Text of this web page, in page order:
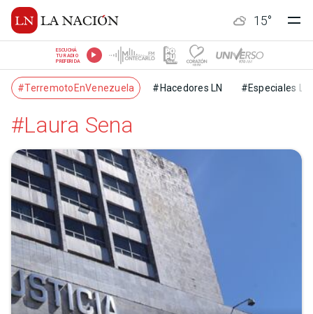
15°
ESCUCHÁ
TU RADIO
PREFERIDA
#TerremotoEnVenezuela #Hacedores LN #Especiales LN
#Laura Sena